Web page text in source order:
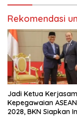
Rekomendasi
Jadi Ketua
Kepegawaian
2028, BKN Siapkan